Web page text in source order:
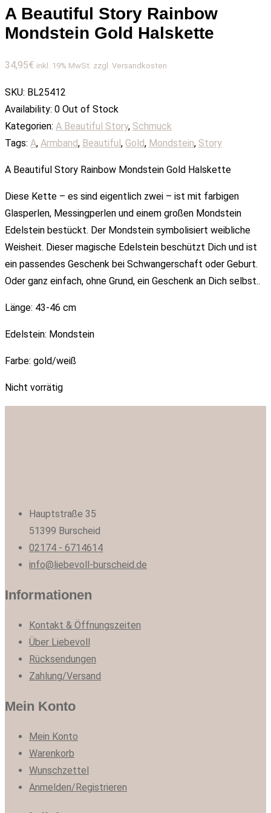
A Beautiful Story Rainbow
Mondstein Gold Halskette
34,95€ inkl. 19% MwSt. zzgl. Versandkosten
SKU: BL25412
Availability: 0 Out of Stock
Kategorien: A Beautiful Story, Schmuck
Tags: A, Armband, Beautiful, Gold, Mondstein, Story
A Beautiful Story Rainbow Mondstein Gold Halskette
Diese Kette – es sind eigentlich zwei – ist mit farbigen
Glasperlen, Messingperlen und einem großen Mondstein
Edelstein bestückt. Der Mondstein symbolisiert weibliche
Weisheit. Dieser magische Edelstein beschützt Dich und ist
ein passendes Geschenk bei Schwangerschaft oder Geburt.
Oder ganz einfach, ohne Grund, ein Geschenk an Dich selbst..
Länge: 43-46 cm
Edelstein: Mondstein
Farbe: gold/weiß
Nicht vorrätig
Hauptstraße 35
51399 Burscheid
02174 - 6714614
info@liebevoll-burscheid.de
Informationen
Kontakt & Öffnungszeiten
Über Liebevoll
Rücksendungen
Zahlung/Versand
Mein Konto
Mein Konto
Warenkorb
Wunschzettel
Anmelden/Registrieren